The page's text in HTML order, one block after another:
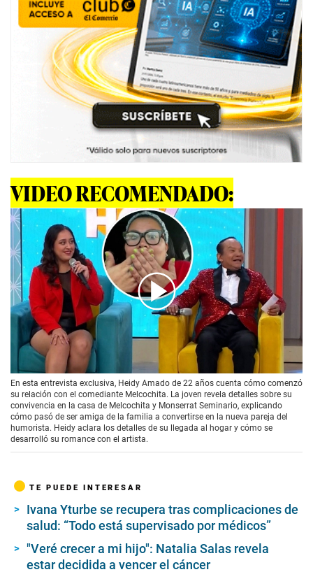
VIDEO RECOMENDADO:
00:00 03:46
En esta entrevista exclusiva, Heidy Amado de 22 años cuenta cómo comenzó
su relación con el comediante Melcochita. La joven revela detalles sobre su
convivencia en la casa de Melcochita y Monserrat Seminario, explicando
cómo pasó de ser amiga de la familia a convertirse en la nueva pareja del
humorista. Heidy aclara los detalles de su llegada al hogar y cómo se
desarrolló su romance con el artista.
TE PUEDE INTERESAR
Ivana Yturbe se recupera tras complicaciones de
salud: “Todo está supervisado por médicos”
"Veré crecer a mi hijo": Natalia Salas revela
estar decidida a vencer el cáncer